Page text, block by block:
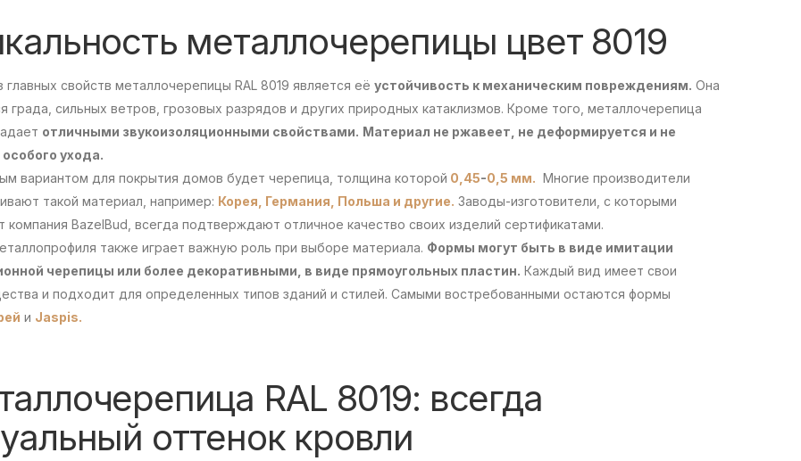
металлочерепицы цвет 8019
главных свойств металлочерепицы RAL 8019 является её устойчивость к механическим повреждениям. Она
града, сильных ветров, грозовых разрядов и других природных катаклизмов. Кроме того, металлочерепица
отличными звукоизоляционными свойствами. Материал не ржавеет, не деформируется и не
ухода.
вариантом для покрытия домов будет черепица, толщина которой 0,45-0,5 мм. Многие производители
такой материал, например: Корея, Германия, Польша и другие. Заводы-изготовители, с которыми
компания BazelBud, всегда подтверждают отличное качество своих изделий сертификатами.
также играет важную роль при выборе материала. Формы могут быть в виде имитации
черепицы или более декоративными, в виде прямоугольных пластин. Каждый вид имеет свои
и подходит для определенных типов зданий и стилей. Самыми востребованными остаются формы
и Jaspis.
RAL 8019: всегда
оттенок кровли